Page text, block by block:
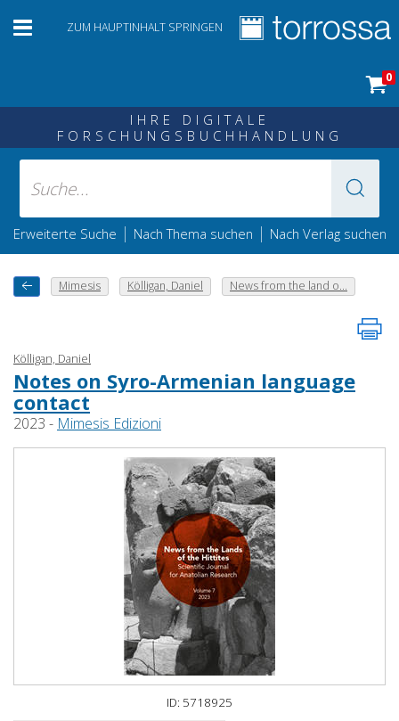
ZUM HAUPTINHALT SPRINGEN
0
IHRE DIGITALE
FORSCHUNGSBUCHHANDLUNG
Erweiterte Suche | Nach Thema suchen | Nach Verlag suchen
Mimesis Kölligan, Daniel News from the land o...
Kölligan, Daniel
Notes on Syro-Armenian language
contact
2023 - Mimesis Edizioni
ID: 5718925